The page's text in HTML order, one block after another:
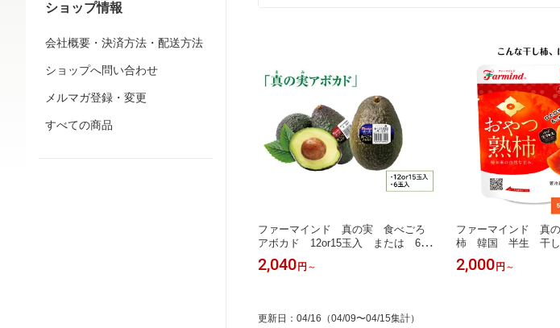
ショップ情報
会社概要・決済方法・配送方法
ショップへ問い合わせ
メルマガ登録・変更
すべての商品
ファーマインド 真の実 食べごろ
アボカド 12or15玉入 または 6玉
入
2,040 円 ～
ファーマインド 真
柿 韓国 半生 干
3g
2,000 円 ～
更新日 ： 04/16 （04/09〜04/15集計）